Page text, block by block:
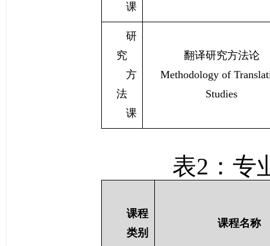
课
研
究
方
法
课
翻译研究方法论
Methodology of
Studies
表2 ：
课程
类别
课程名称